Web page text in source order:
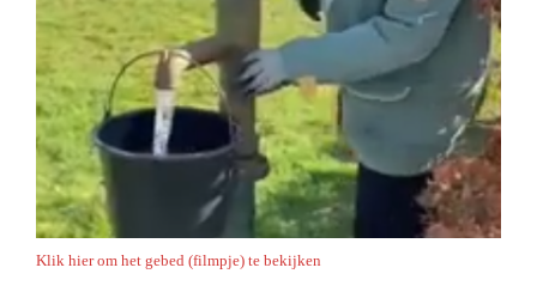
Klik hier om het gebed (filmpje) te bekijken